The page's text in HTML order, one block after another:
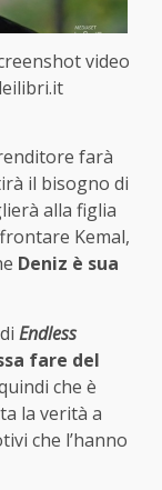
video
farà
il bisogno di
alla figlia
Kemal,
Deniz è sua
Endless
fare del
che è
la verità a
che l’hanno